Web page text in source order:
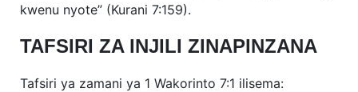
kwenu nyote” (Kurani 7:159).
TAFSIRI ZA INJILI ZINAPINZANA
Tafsiri ya zamani ya 1 Wakorinto 7:1 ilisema: